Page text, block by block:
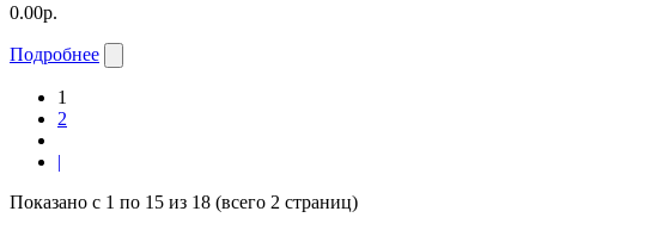
0.00р.
Подробнее
1
2
|
Показано с 1 по 15 из 18 (всего 2 страниц)